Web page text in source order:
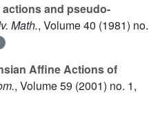
actions and pseudo-
Math., Volume 40 (1981) no.
Affine Actions of
, Volume 59 (2001) no. 1,